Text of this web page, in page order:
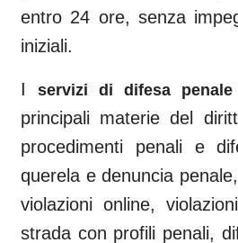
entro 24 ore, senza
iniziali.
I servizi di difesa penale
principali materie del
procedimenti penali e
querela e denuncia
violazioni online,
strada con profili penali,